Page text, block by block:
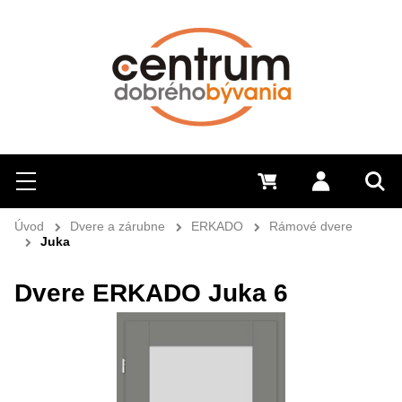
Hľadať
Menu Prihlásiť
0 €
Úvod Dvere a zárubne ERKADO
Rámové dvere
Juka
Dvere ERKADO Juka 6